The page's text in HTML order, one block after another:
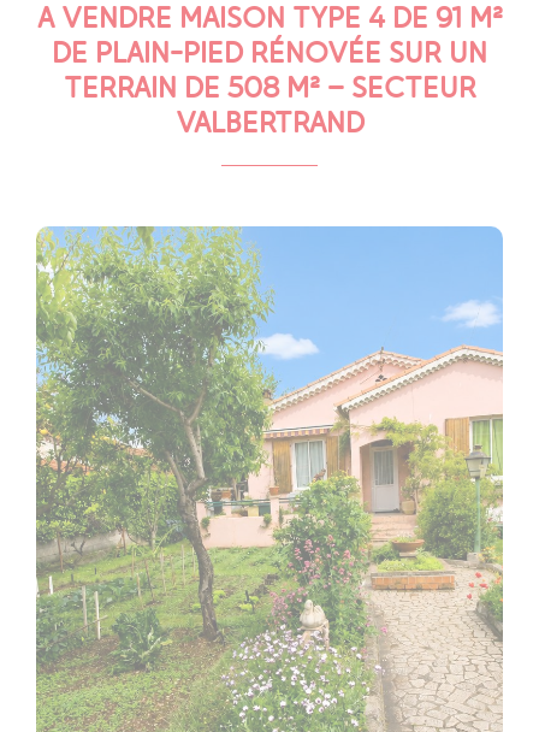
A VENDRE MAISON TYPE 4 DE 91 M²
DE PLAIN-PIED RÉNOVÉE SUR UN
TERRAIN DE 508 M² – SECTEUR
VALBERTRAND